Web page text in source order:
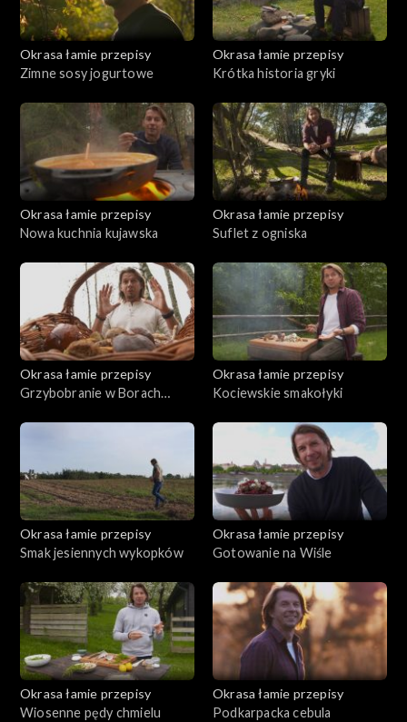
Okrasa łamie przepisy
Zimne sosy jogurtowe
Okrasa łamie przepisy
Krótka historia gryki
Okrasa łamie przepisy
Nowa kuchnia kujawska
Okrasa łamie przepisy
Suflet z ogniska
Okrasa łamie przepisy
Grzybobranie w Borach
Okrasa łamie przepisy
Kociewskie smakołyki
Okrasa łamie przepisy
Smak jesiennych wykopków
Okrasa łamie przepisy
Gotowanie na Wiśle
Okrasa łamie przepisy
Wiosenne pędy chmielu
Okrasa łamie przepisy
Podkarpacka cebula